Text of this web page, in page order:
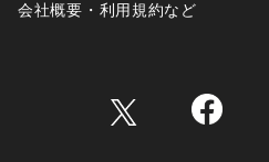
会社概要・利用規約など